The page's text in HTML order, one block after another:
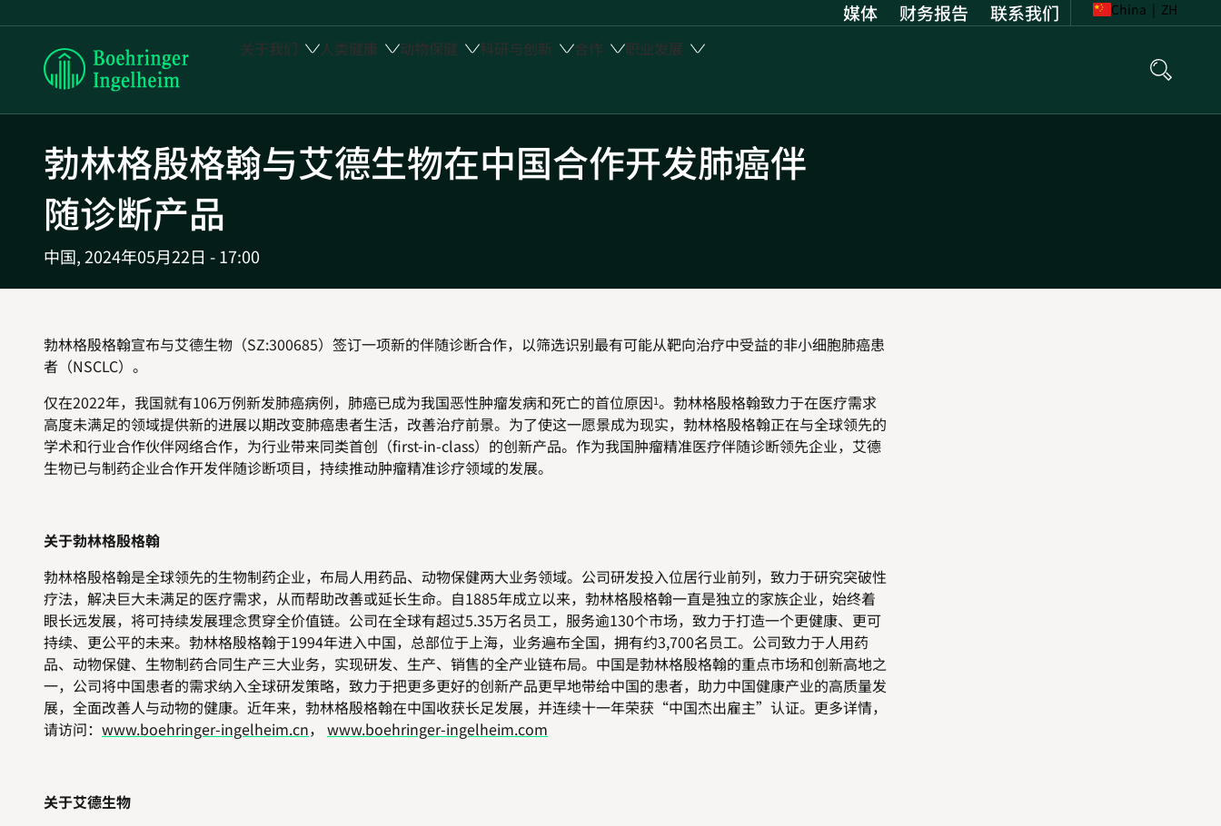
媒体 财务报告 Opens
联系我们 China | ZH
Boehringer
关于我们 人类健康 动物保健 科研与创新 合作 职业发展
勃林格殷格翰与艾德生物在中国合作开发肺癌伴
随诊断产品
中国,2024年05月22日 - 17:00
勃林格殷格翰宣布与艾德生物（SZ:300685）签订一项新的伴随诊断合作，以筛选识别最有可能从靶向治疗中受益的非小细胞肺癌患
者（NSCLC）。
仅在2022年，我国就有106万例新发肺癌病例，肺癌已成为我国恶性肿瘤发病和死亡的首位原因1。勃林格殷格翰致力于在医疗需求
高度未满足的领域提供新的进展以期改变肺癌患者生活，改善治疗前景。为了使这一愿景成为现实，勃林格殷格翰正在与全球领先的
学术和行业合作伙伴网络合作，为行业带来同类首创（first-in-class）的创新产品。作为我国肿瘤精准医疗伴随诊断领先企业，艾德
生物已与制药企业合作开发伴随诊断项目，持续推动肿瘤精准诊疗领域的发展。
关于勃林格殷格翰
勃林格殷格翰是全球领先的生物制药企业，布局人用药品、动物保健两大业务领域。公司研发投入位居行业前列，致力于研究突破性
疗法，解决巨大未满足的医疗需求，从而帮助改善或延长生命。自1885年成立以来，勃林格殷格翰一直是独立的家族企业，始终着
眼长远发展，将可持续发展理念贯穿全价值链。公司在全球有超过5.35万名员工，服务逾130个市场，致力于打造一个更健康、更可
持续、更公平的未来。勃林格殷格翰于1994年进入中国，总部位于上海，业务遍布全国，拥有约3,700名员工。 公司致力于人用药
品、动物保健、生物制药合同生产三大业务，实现研发、生产、销售的全产业链布局。中国是勃林格殷格翰的重点市场和创新高地之
一，公司将中国患者的需求纳入全球研发策略，致力于把更多更好的创新产品更早地带给中国的患者，助力中国健康产业的高质量发
展，全面改善人与动物的健康。近年来，勃林格殷格翰在中国收获长足发展，并连续十一年荣获“中国杰出雇主”认证。更多详情，
请访问： www.boehringer-ingelheim.cn， www.boehringer-ingelheim.com
关于艾德生物